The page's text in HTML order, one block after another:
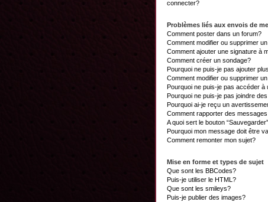
connecter?
Problèmes liés aux envois de
Comment poster dans un forum?
Comment modifier ou supprimer
Comment ajouter une signature à
Comment créer un sondage?
Pourquoi ne puis-je pas ajouter
Comment modifier ou supprimer
Pourquoi ne puis-je pas accéder à
Pourquoi ne puis-je pas joindre
Pourquoi ai-je reçu un
Comment rapporter des
A quoi sert le bouton
Pourquoi mon message doit être
Comment remonter mon sujet?
Mise en forme et types de sujet
Que sont les BBCodes?
Puis-je utiliser le HTML?
Que sont les smileys?
Puis-je publier des images?